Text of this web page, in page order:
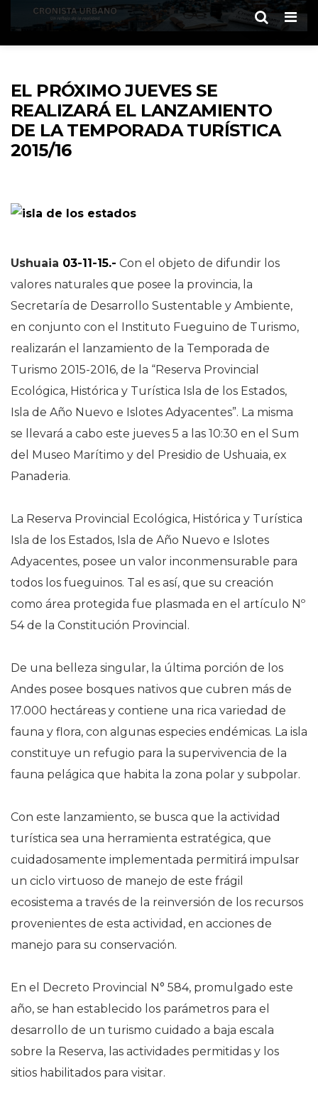
EL PRÓXIMO JUEVES SE
REALIZARÁ EL LANZAMIENTO
DE LA TEMPORADA TURÍSTICA
2015/16
Ushuaia 03-11-15.- Con el objeto de difundir los
valores naturales que posee la provincia, la
Secretaría de Desarrollo Sustentable y Ambiente,
en conjunto con el Instituto Fueguino de Turismo,
realizarán el lanzamiento de la Temporada de
Turismo 2015-2016, de la “Reserva Provincial
Ecológica, Histórica y Turística Isla de los Estados,
Isla de Año Nuevo e Islotes Adyacentes”. La misma
se llevará a cabo este jueves 5 a las 10:30 en el Sum
del Museo Marítimo y del Presidio de Ushuaia, ex
Panaderia.
La Reserva Provincial Ecológica, Histórica y Turística
Isla de los Estados, Isla de Año Nuevo e Islotes
Adyacentes, posee un valor inconmensurable para
todos los fueguinos. Tal es así, que su creación
como área protegida fue plasmada en el artículo Nº
54 de la Constitución Provincial.
De una belleza singular, la última porción de los
Andes posee bosques nativos que cubren más de
17.000 hectáreas y contiene una rica variedad de
fauna y flora, con algunas especies endémicas. La isla
constituye un refugio para la supervivencia de la
fauna pelágica que habita la zona polar y subpolar.
Con este lanzamiento, se busca que la actividad
turística sea una herramienta estratégica, que
cuidadosamente implementada permitirá impulsar
un ciclo virtuoso de manejo de este frágil
ecosistema a través de la reinversión de los recursos
provenientes de esta actividad, en acciones de
manejo para su conservación.
En el Decreto Provincial N° 584, promulgado este
año, se han establecido los parámetros para el
desarrollo de un turismo cuidado a baja escala
sobre la Reserva, las actividades permitidas y los
sitios habilitados para visitar.